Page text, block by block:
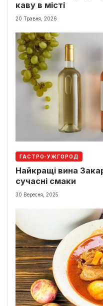
каву в місті
20 Травня, 2026
ГАСТРО-УЖГОРОД
Найкращі вина
сучасні смаки
30 Вересня, 2025